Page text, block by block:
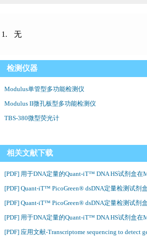
无
检测仪器
Modulus单管型多功能检测仪
Modulus II微孔板型多功能检测仪
TBS-380微型荧光计
相关文献下载
[PDF] 用于DNA定量的Quant-iT™ DNA HS试剂盒
[PDF] Quant-iT™ PicoGreen® dsDNA定量检测试剂
[PDF] Quant-iT™ PicoGreen® dsDNA定量检测试剂
[PDF] 用于DNA定量的Quant-iT™ DNA HS试剂盒
[PDF] 应用文献-Transcriptome sequencing to detect